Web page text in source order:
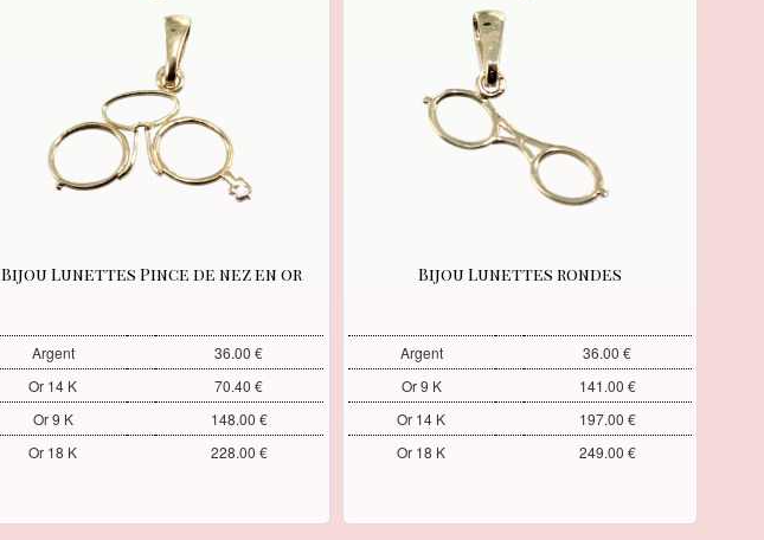
Bijou Lunettes Pince de nez en or
Argent
36.00 €
Or 14 K
70.40 €
Or 9 K
148.00 €
Or 18 K
228.00 €
Bijou Lunettes rondes
Argent
36.00 €
Or 9 K
141.00 €
Or 14 K
197.00 €
Or 18 K
249.00 €